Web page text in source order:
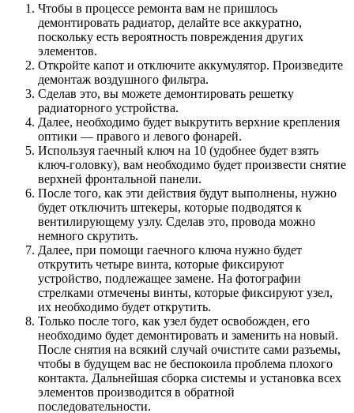
Чтобы в процессе ремонта вам не пришлось
демонтировать радиатор, делайте все аккуратно,
поскольку есть вероятность повреждения других
элементов.
Откройте капот и отключите аккумулятор. Произведите
демонтаж воздушного фильтра.
Сделав это, вы можете демонтировать решетку
радиаторного устройства.
Далее, необходимо будет выкрутить верхние крепления
оптики — правого и левого фонарей.
Используя гаечный ключ на 10 (удобнее будет взять
ключ-головку), вам необходимо будет произвести снятие
верхней фронтальной панели.
После того, как эти действия будут выполнены, нужно
будет отключить штекеры, которые подводятся к
вентилирующему узлу. Сделав это, провода можно
немного скрутить.
Далее, при помощи гаечного ключа нужно будет
открутить четыре винта, которые фиксируют
устройство, подлежащее замене. На фотографии
стрелками отмечены винты, которые фиксируют узел,
их необходимо будет открутить.
Только после того, как узел будет освобожден, его
необходимо будет демонтировать и заменить на новый.
После снятия на всякий случай очистите сами разъемы,
чтобы в будущем вас не беспокоила проблема плохого
контакта. Дальнейшая сборка системы и установка всех
элементов производится в обратной
последовательности.